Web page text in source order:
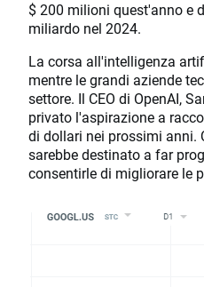
$ 200 milioni quest'anno e
miliardo nel 2024.
La corsa all'intelligenza
mentre le grandi aziende
settore. Il CEO di OpenAI,
privato l'aspirazione a
di dollari nei prossimi anni.
sarebbe destinato a far
consentirle di migliorare le